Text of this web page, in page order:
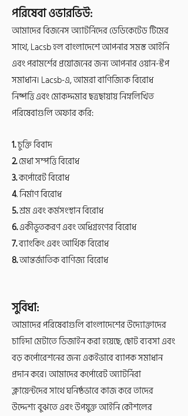
পরিষেবা ওভারভিউ:
আমাদের বিজনেস অ্যাটর্নিদের ডেডিকেটেড টিমের
সাথে, Lacsb হল বাংলাদেশে আপনার সমস্ত আইনি
এবং পরামর্শের প্রয়োজনের জন্য আপনার ওয়ান-স্টপ
সমাধান। Lacsb-এ, আমরা বাণিজ্যিক বিরোধ
নিষ্পত্তি এবং মোকদ্দমার ছত্রছায়ায় নিম্নলিখিত
পরিষেবাগুলি অফার করি:
1.চুক্তি বিবাদ
2.মেধা সম্পত্তি বিরোধ
3.কর্পোরেট বিরোধ
4. নির্মাণ বিরোধ
5.শ্রম এবং কর্মসংস্থান বিরোধ
6.একীভূতকরণ এবং অধিগ্রহণের বিরোধ
7.ব্যাংকিং এবং আর্থিক বিরোধ
8.আন্তর্জাতিক বাণিজ্য বিরোধ
সুবিধা:
আমাদের পরিষেবাগুলি বাংলাদেশের উদ্যোক্তাদের
চাহিদা মেটাতে ডিজাইন করা হয়েছে, ছোট ব্যবসা এবং
বড় কর্পোরেশনের জন্য একইভাবে ব্যাপক সমাধান
প্রদান করে। আমাদের কর্পোরেট অ্যাটর্নিরা
ক্লায়েন্টদের সাথে ঘনিষ্ঠভাবে কাজ করে তাদের
উদ্দেশ্য বুঝতে এবং উপযুক্ত আইনি কৌশলের